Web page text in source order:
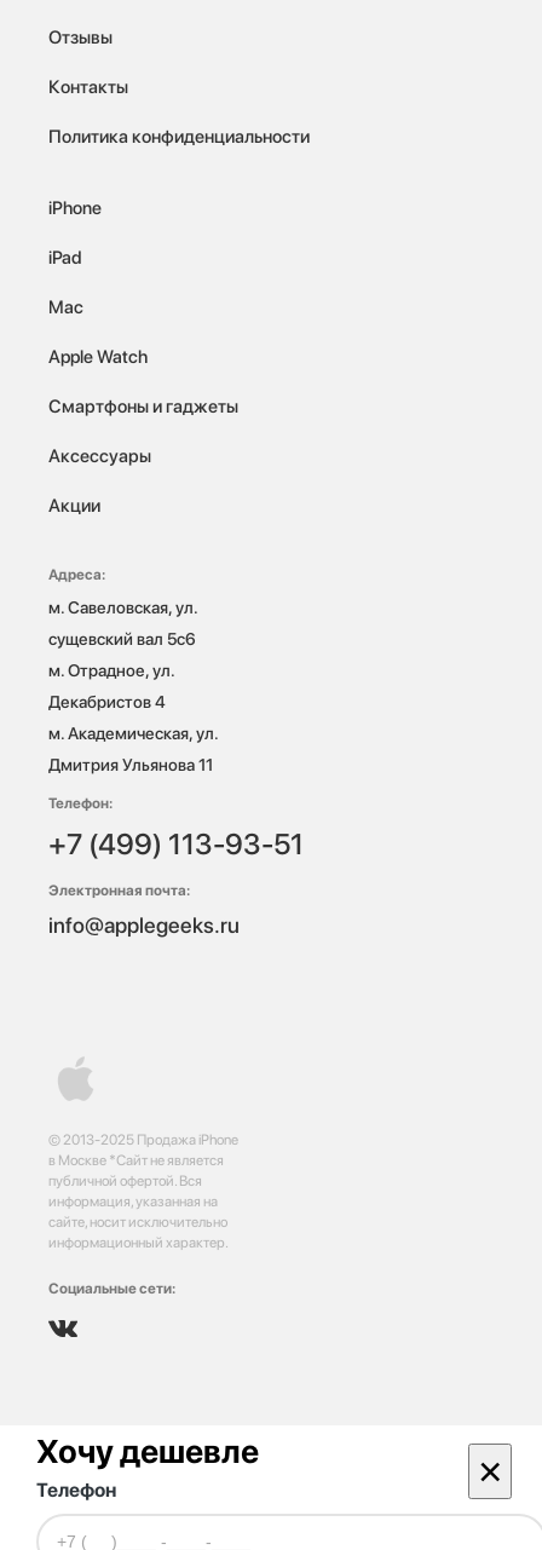
© 2013-2025 Продажа iPhone
в Москве *Сайт не является
публичной офертой. Вся
информация, указанная на
сайте, носит исключительно
информационный характер.
Социальные сети:
Отзывы
Контакты
Политика конфиденциальности
iPhone
iPad
Mac
Apple Watch
Смартфоны и гаджеты
Аксессуары
Акции
Адреса:
м. Савеловская, ул.
сущевский вал 5с6
м. Отрадное, ул.
Декабристов 4
м. Академическая, ул.
Дмитрия Ульянова 11
Телефон:
+7 (499) 113-93-51
Электронная почта:
info@applegeeks.ru
Хочу дешевле ×
Телефон